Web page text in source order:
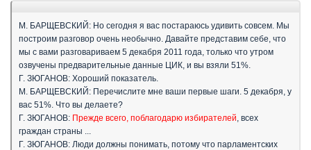
М. БАРЩЕВСКИЙ: Но сегодня я вас постараюсь удивить совсем. Мы
построим разговор очень необычно. Давайте представим себе, что
мы с вами разговариваем 5 декабря 2011 года, только что утром
озвучены предварительные данные ЦИК, и вы взяли 51%.
Г. ЗЮГАНОВ: Хороший показатель.
М. БАРЩЕВСКИЙ: Перечислите мне ваши первые шаги. 5 декабря, у
вас 51%. Что вы делаете?
Г. ЗЮГАНОВ: Прежде всего, поблагодарю избирателей, всех
граждан страны ...
Г. ЗЮГАНОВ: Люди должны понимать, потому что парламентских